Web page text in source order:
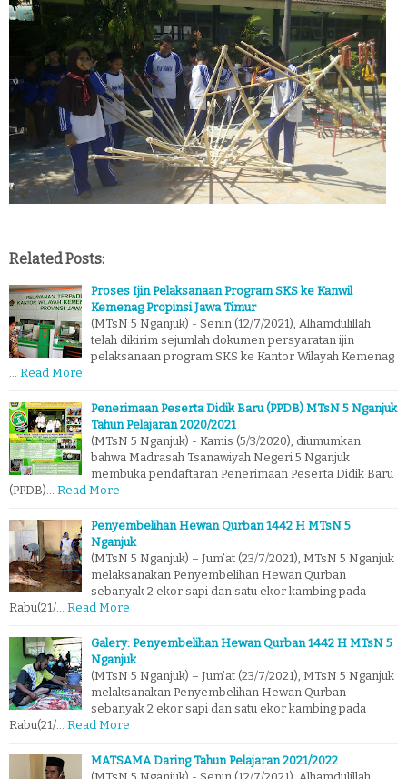
Related Posts:
Proses Ijin Pelaksanaan Program SKS ke Kanwil
Kemenag Propinsi Jawa Timur
(MTsN 5 Nganjuk) - Senin (12/7/2021), Alhamdulillah
telah dikirim sejumlah dokumen persyaratan ijin
pelaksanaan program SKS ke Kantor Wilayah Kemenag
Read More
Penerimaan Peserta Didik Baru (PPDB) MTsN 5 Nganjuk
Tahun Pelajaran 2020/2021
(MTsN 5 Nganjuk) - Kamis (5/3/2020), diumumkan
bahwa Madrasah Tsanawiyah Negeri 5 Nganjuk
membuka pendaftaran Penerimaan Peserta Didik Baru
(PPDB)…
Read More
Penyembelihan Hewan Qurban 1442 H MTsN 5
Nganjuk
(MTsN 5 Nganjuk) – Jum’at (23/7/2021), MTsN 5 Nganjuk
melaksanakan Penyembelihan Hewan Qurban
sebanyak 2 ekor sapi dan satu ekor kambing pada
Rabu(21/…
Read More
Galery: Penyembelihan Hewan Qurban 1442 H MTsN 5
Nganjuk
(MTsN 5 Nganjuk) – Jum’at (23/7/2021), MTsN 5 Nganjuk
melaksanakan Penyembelihan Hewan Qurban
sebanyak 2 ekor sapi dan satu ekor kambing pada
Rabu(21/…
Read More
MATSAMA Daring Tahun Pelajaran 2021/2022